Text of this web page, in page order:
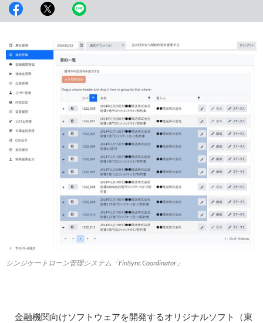
シンジケートローン管理システム「FinSync Coordinator」
金融機関向けソフトウェアを開発するオリジナルソフト（東